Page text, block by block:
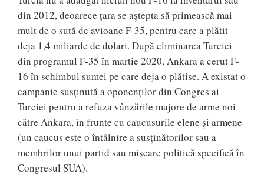
din 2012, deoarece țara se aștepta să primească mai
mult de o sută de avioane F-35, pentru care a plătit
deja 1,4 miliarde de dolari. După eliminarea Turciei
din programul F-35 în martie 2020, Ankara a cerut F-
16 în schimbul sumei pe care deja o plătise. A existat o
campanie susținută a oponenților din Congres ai
Turciei pentru a refuza vânzările majore de arme noi
către Ankara, în frunte cu caucusurile elene și armene
(un caucus este o întâlnire a susținătorilor sau a
membrilor unui partid sau mișcare politică specifică în
Congresul SUA).